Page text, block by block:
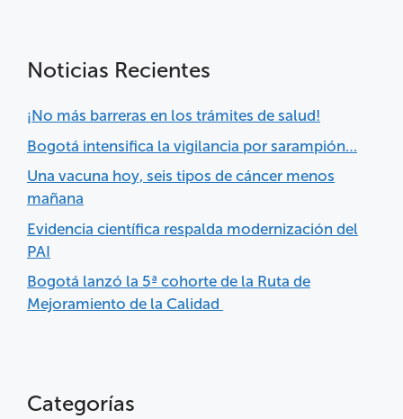
Noticias Recientes
¡No más barreras en los trámites de salud!
Bogotá intensifica la vigilancia por sarampión…
Una vacuna hoy, seis tipos de cáncer menos
mañana
Evidencia científica respalda modernización del
PAI
Bogotá lanzó la 5ª cohorte de la Ruta de
Mejoramiento de la Calidad
Categorías